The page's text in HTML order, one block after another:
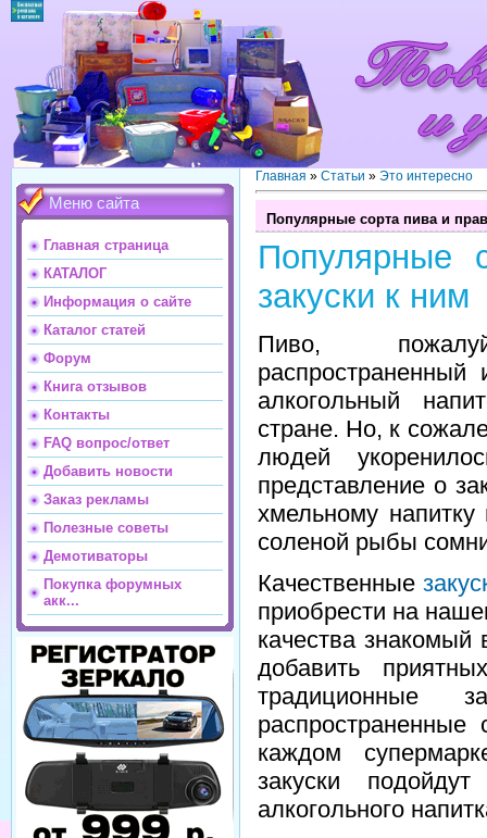
Меню сайта
Главная страница
КАТАЛОГ
Информация о сайте
Каталог статей
Форум
Книга отзывов
Контакты
FAQ вопрос/ответ
Добавить новости
Заказ рекламы
Полезные советы
Демотиваторы
Покупка форумных
акк...
Главная » Статьи » Это интересно
Популярные сорта пива и
Популярные
закуски к ним
Пиво,
распространенный
алкогольный
стране. Но, к
людей
представление о
хмельному
соленой рыбы
Качественные
приобрести на
качества
добавить
традиционные
каждом
закуски
алкогольного